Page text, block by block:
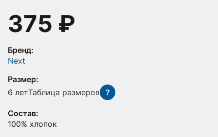
375 ₽
Бренд:
Next
Размер:
6 летТаблица размеров ?
Состав:
100% хлопок